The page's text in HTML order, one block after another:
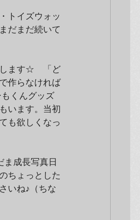
トイズウォッ
だまだ続いて
ます☆　「ど
作らなければ
くんグッズ
います。当初
も欲しくなっ
成長写真日
ちょっとした
いね♪（ちな